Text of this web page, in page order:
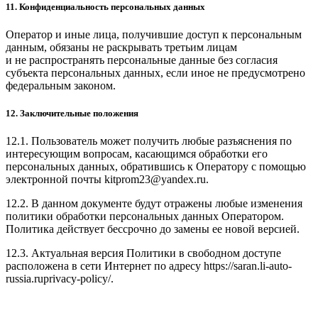
11. Конфиденциальность персональных данных
Оператор и иные лица, получившие доступ к персональным
данным, обязаны не раскрывать третьим лицам
и не распространять персональные данные без согласия
субъекта персональных данных, если иное не предусмотрено
федеральным законом.
12. Заключительные положения
12.1. Пользователь может получить любые разъяснения по
интересующим вопросам, касающимся обработки его
персональных данных, обратившись к Оператору с помощью
электронной почты kitprom23@yandex.ru.
12.2. В данном документе будут отражены любые изменения
политики обработки персональных данных Оператором.
Политика действует бессрочно до замены ее новой версией.
12.3. Актуальная версия Политики в свободном доступе
расположена в сети Интернет по адресу https://saran.li-auto-
russia.ruprivacy-policy/.